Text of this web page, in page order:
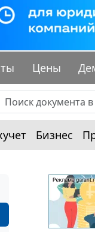
Цены
Бизнес